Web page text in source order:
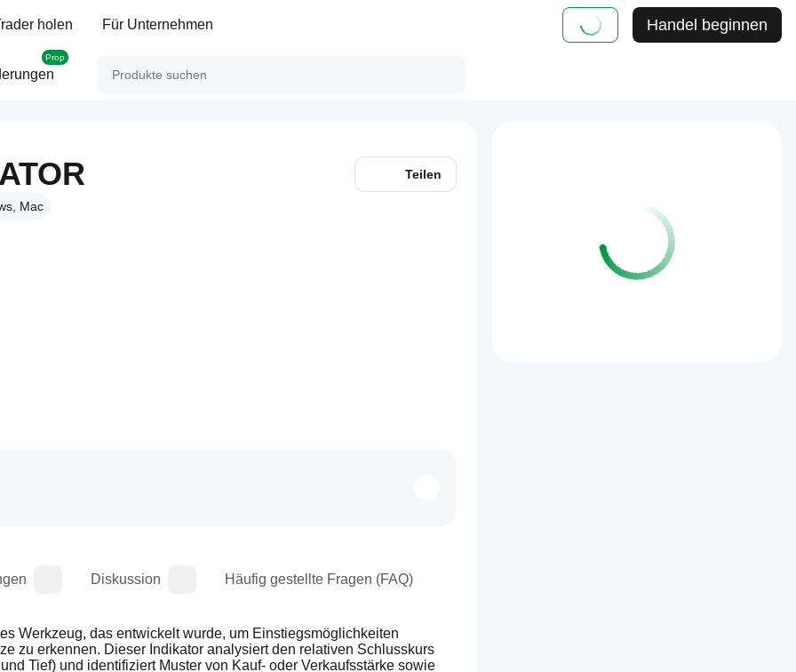
holen Für Unternehmen Handel beginnen
Prop
Mac
Teilen
Diskussion Häufig gestellte Fragen (FAQ)
Werkzeug, das entwickelt wurde, um Einstiegsmöglichkeiten
zu erkennen. Dieser Indikator analysiert den relativen Schlusskurs
Tief) und identifiziert Muster von Kauf- oder Verkaufsstärke sowie